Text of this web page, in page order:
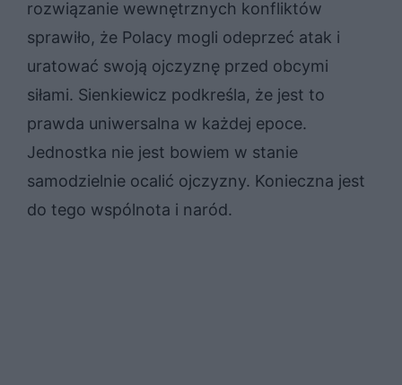
rozwiązanie wewnętrznych konfliktów
sprawiło, że Polacy mogli odeprzeć atak i
uratować swoją ojczyznę przed obcymi
siłami. Sienkiewicz podkreśla, że jest to
prawda uniwersalna w każdej epoce.
Jednostka nie jest bowiem w stanie
samodzielnie ocalić ojczyzny. Konieczna jest
do tego wspólnota i naród.